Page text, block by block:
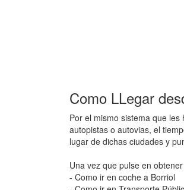
Como LLegar
Por el mismo sistema que
autopistas o autovias, el
lugar de dichas ciudades y
Una vez que pulse en
- Como ir en coche a Borriol